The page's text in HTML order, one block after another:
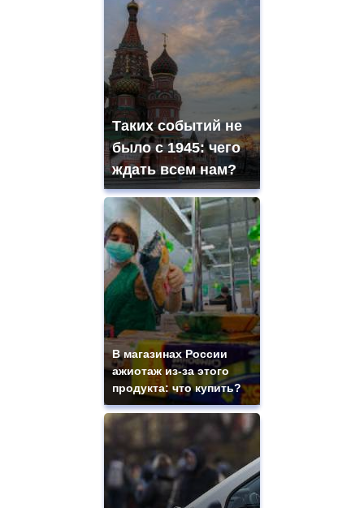
Таких событий не
было с 1945: чего
ждать всем нам?
В магазинах России
ажиотаж из-за этого
продукта: что купить?